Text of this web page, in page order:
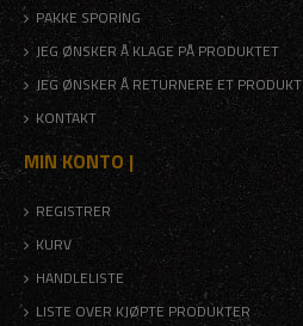
PAKKE SPORING
JEG ØNSKER Å KLAGE PÅ PRODUKTET
JEG ØNSKER Å RETURNERE ET PRODUKT
KONTAKT
MIN KONTO |
REGISTRER
KURV
HANDLELISTE
LISTE OVER KJØPTE PRODUKTER